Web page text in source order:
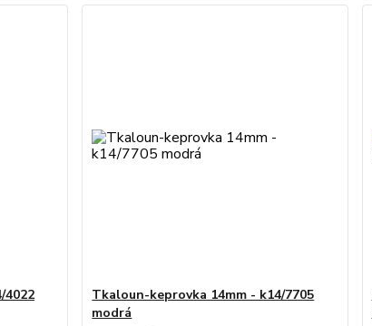
4022
Tkaloun-keprovka 14mm - k14/7705
modrá